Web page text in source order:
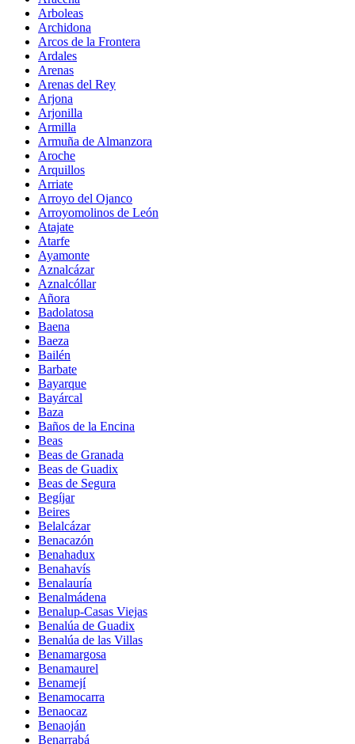
Arboleas
Archidona
Arcos de la Frontera
Ardales
Arenas
Arenas del Rey
Arjona
Arjonilla
Armilla
Armuña de Almanzora
Aroche
Arquillos
Arriate
Arroyo del Ojanco
Arroyomolinos de León
Atajate
Atarfe
Ayamonte
Aznalcázar
Aznalcóllar
Añora
Badolatosa
Baena
Baeza
Bailén
Barbate
Bayarque
Bayárcal
Baza
Baños de la Encina
Beas
Beas de Granada
Beas de Guadix
Beas de Segura
Begíjar
Beires
Belalcázar
Benacazón
Benahadux
Benahavís
Benalauría
Benalmádena
Benalup-Casas Viejas
Benalúa de Guadix
Benalúa de las Villas
Benamargosa
Benamaurel
Benamejí
Benamocarra
Benaocaz
Benaoján
Benarrabá